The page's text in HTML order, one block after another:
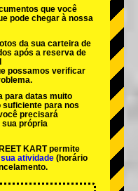
que você
pode chegar à nossa
da sua carteira de
após a reserva de
possamos verificar
para datas muito
suficiente para nos
precisará
própria
KART permite
atividade (horário